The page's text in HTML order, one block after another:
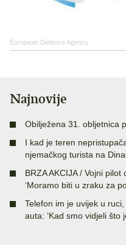
European Defence Agency
Najnovije
Obilježena 31. obljetnica
I kad je teren
njemačkog turista na
BRZA AKCIJA / Vojni
‘Moramo biti u zraku za
Telefon im je uvijek u
auta: ‘Kad smo vidjeli